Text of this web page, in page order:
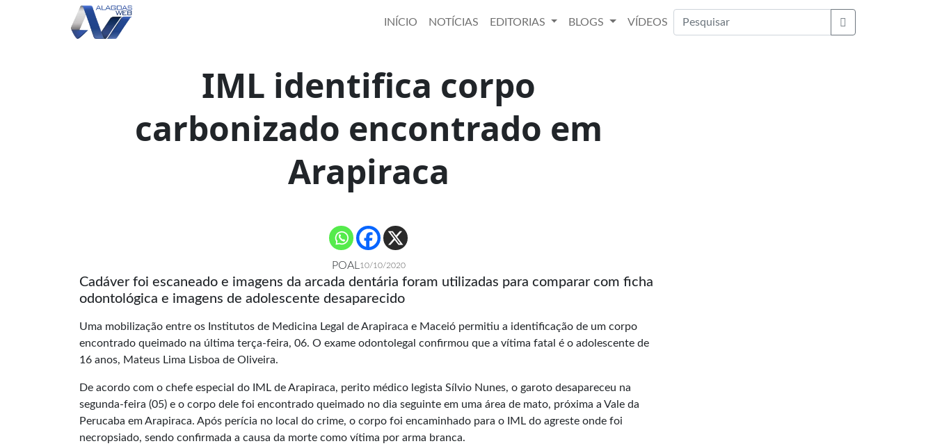
INÍCIO NOTÍCIAS EDITORIAS BLOGS
VÍDEOS
Buscar
IML identifica corpo
carbonizado encontrado em
Arapiraca
POAL 10/10/2020
Cadáver foi escaneado e imagens da arcada dentária foram utilizadas para comparar com ficha
odontológica e imagens de adolescente desaparecido
Uma mobilização entre os Institutos de Medicina Legal de Arapiraca e Maceió permitiu a identificação de um corpo
encontrado queimado na última terça-feira, 06. O exame odontolegal confirmou que a vítima fatal é o adolescente de
16 anos, Mateus Lima Lisboa de Oliveira.
De acordo com o chefe especial do IML de Arapiraca, perito médico legista Sílvio Nunes, o garoto desapareceu na
segunda-feira (05) e o corpo dele foi encontrado queimado no dia seguinte em uma área de mato, próxima a Vale da
Perucaba em Arapiraca. Após perícia no local do crime, o corpo foi encaminhado para o IML do agreste onde foi
necropsiado, sendo confirmada a causa da morte como vítima por arma branca.